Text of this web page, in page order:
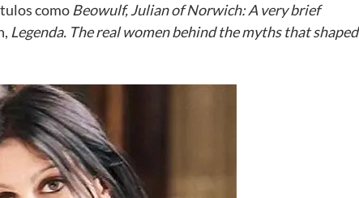
como Beowulf, Julian of Norwich: A very brief
Legenda. The real women behind the myths that shaped